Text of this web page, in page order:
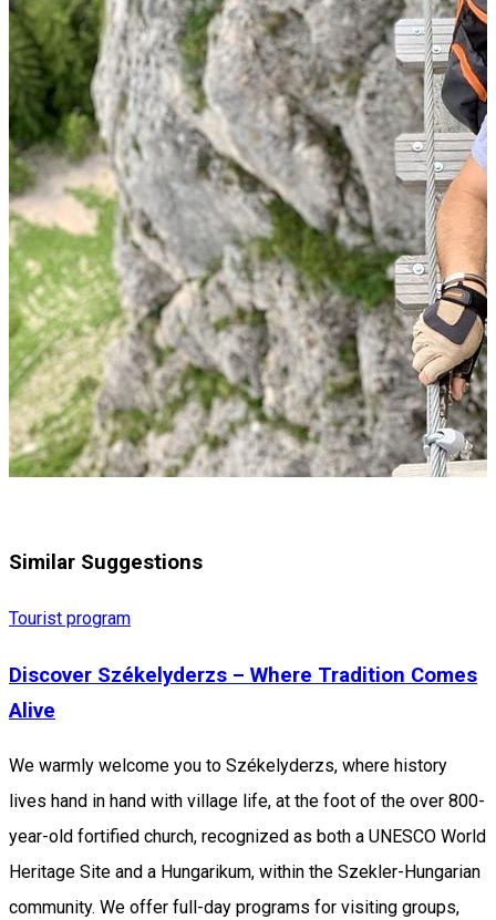
Similar Suggestions
Tourist program
Discover Székelyderzs – Where Tradition Comes
Alive
We warmly welcome you to Székelyderzs, where history
lives hand in hand with village life, at the foot of the over 800-
year-old fortified church, recognized as both a UNESCO World
Heritage Site and a Hungarikum, within the Szekler-Hungarian
community. We offer full-day programs for visiting groups,